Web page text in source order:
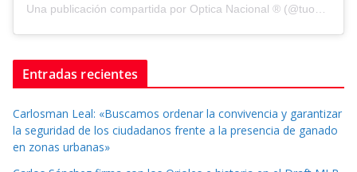
Una publicación compartida por Optica Nacional ® (@tuopticanacional)
Entradas recientes
Carlosman Leal: «Buscamos ordenar la convivencia y garantizar
la seguridad de los ciudadanos frente a la presencia de ganado
en zonas urbanas»